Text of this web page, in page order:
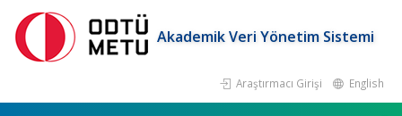
Akademik Veri Yönetim Sistemi
Araştırmacı Girişi English